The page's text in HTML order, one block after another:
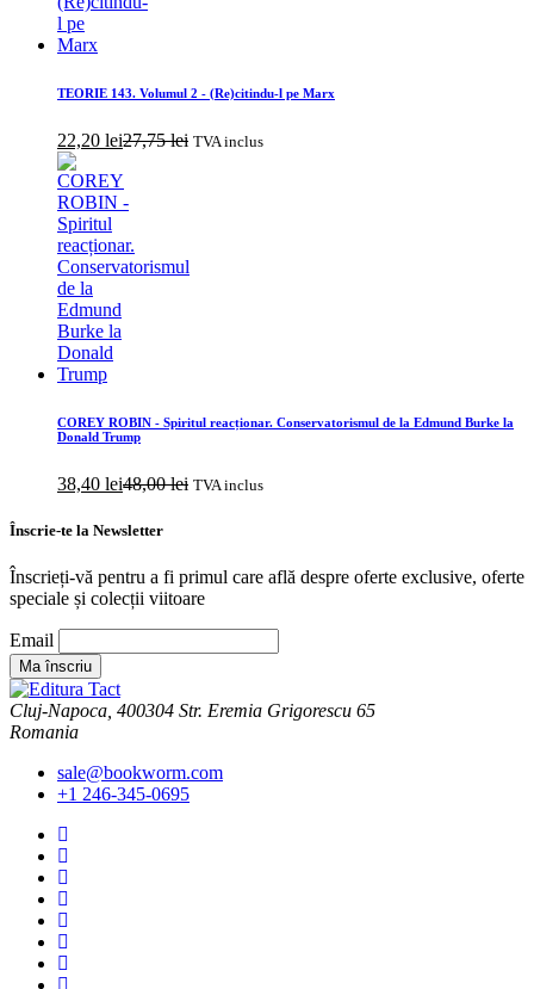
TEORIE 143. Volumul 2 - (Re)citindu-l pe Marx
22,20 lei27,75lei TVA inclus
COREY ROBIN - Spiritul reacționar. Conservatorismul de la Edmund Burke la
Donald Trump
38,40 lei48,00lei TVA inclus
Înscrie-te la Newsletter
Înscrieți-vă pentru a fi primul care află despre oferte exclusive, oferte
speciale și colecții viitoare
Email
Cluj-Napoca, 400304 Str. Eremia Grigorescu 65
Romania
sale@bookworm.com
+1 246-345-0695